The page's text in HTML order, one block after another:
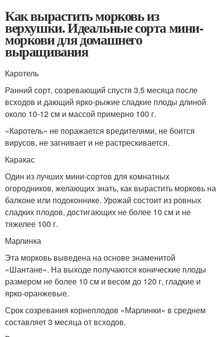
Как вырастить морковь из
верхушки. Идеальные сорта мини-
моркови для домашнего
выращивания
Каротель
Ранний сорт, созревающий спустя 3,5 месяца после
всходов и дающий ярко-рыжие сладкие плоды длиной
около 10-12 см и массой примерно 100 г.
«Каротель» не поражается вредителями, не боится
вирусов, не загнивает и не растрескивается.
Каракас
Один из лучших мини-сортов для комнатных
огородников, желающих знать, как вырастить морковь на
балконе или подоконнике. Урожай состоит из ровных
сладких плодов, достигающих не более 10 см и не
тяжелее 100 г.
Марлинка
Эта морковь выведена на основе знаменитой
«Шантане». На выходе получаются конические плоды
размером не более 10 см и весом до 120 г, гладкие и
ярко-оранжевые.
Срок созревания корнеплодов «Марлинки» в среднем
составляет 3 месяца от всходов.